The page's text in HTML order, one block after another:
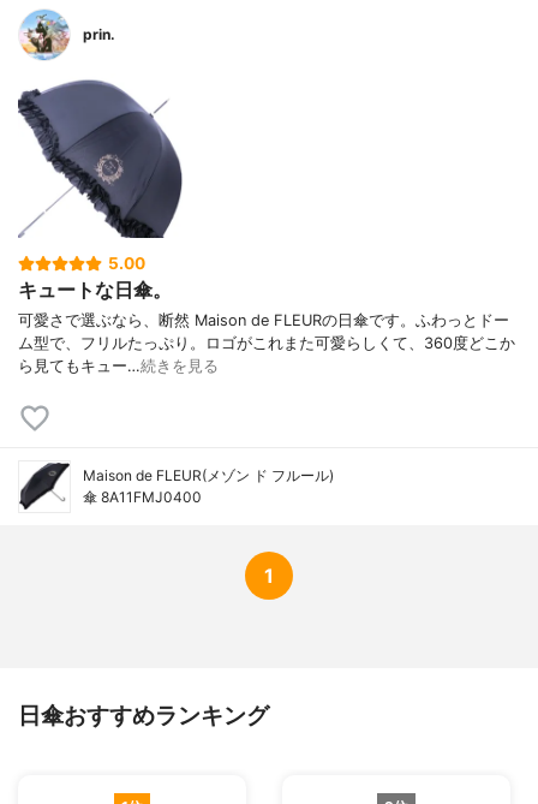
prin.
5.00
キュートな日傘。
可愛さで選ぶなら、断然 Maison de FLEURの日傘です。ふわっとドー
ム型で、フリルたっぷり。ロゴがこれまた可愛らしくて、360度どこか
ら見てもキュー…続きを見る
Maison de FLEUR(メゾン ド フルール)
傘 8A11FMJ0400
1
日傘おすすめランキング